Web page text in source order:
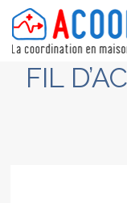
FIL